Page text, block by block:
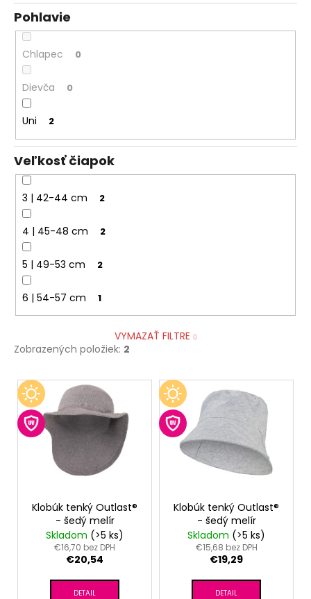
Pohlavie
Chlapec 0
Dievča 0
Uni 2
Veľkosť čiapok
3 | 42-44 cm 2
4 | 45-48 cm 2
5 | 49-53 cm 2
6 | 54-57 cm 1
VYMAZAŤ FILTRE
Zobrazených položiek: 2
V
ý
p
Klobúk tenký Outlast®
- šedý melír
Skladom (>5 ks)
€16,70 bez DPH
€20,54
DETAIL
Klobúk tenký Outlast®
- šedý melír
Skladom (>5 ks)
€15,68 bez DPH
€19,29
DETAIL